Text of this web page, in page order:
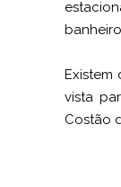
Existem
vista
Costão